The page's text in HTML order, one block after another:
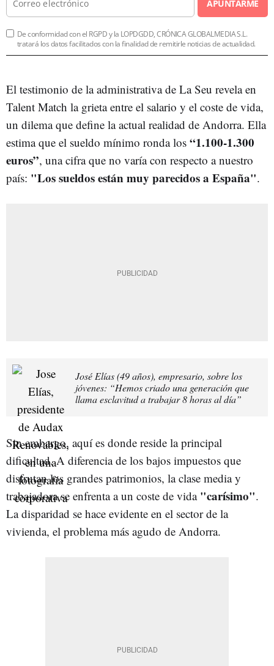
APUNTARME
De conformidad con el RGPD y la LOPDGDD, CRÓNICA GLOBALMEDIA S.L.
tratará los datos facilitados con la finalidad de remitirle noticias de actualidad.
El testimonio de la administrativa de La Seu revela en
Talent Match la grieta entre el salario y el coste de vida,
un dilema que define la actual realidad de Andorra. Ella
estima que el sueldo mínimo ronda los “1.100-1.300
euros”, una cifra que no varía con respecto a nuestro
país: "Los sueldos están muy parecidos a España".
José Elías (49 años), empresario, sobre los
jóvenes: “Hemos criado una generación que
llama esclavitud a trabajar 8 horas al día”
Sin embargo, aquí es donde reside la principal
dificultad. A diferencia de los bajos impuestos que
disfrutan los grandes patrimonios, la clase media y
trabajadora se enfrenta a un coste de vida "carísimo".
La disparidad se hace evidente en el sector de la
vivienda, el problema más agudo de Andorra.